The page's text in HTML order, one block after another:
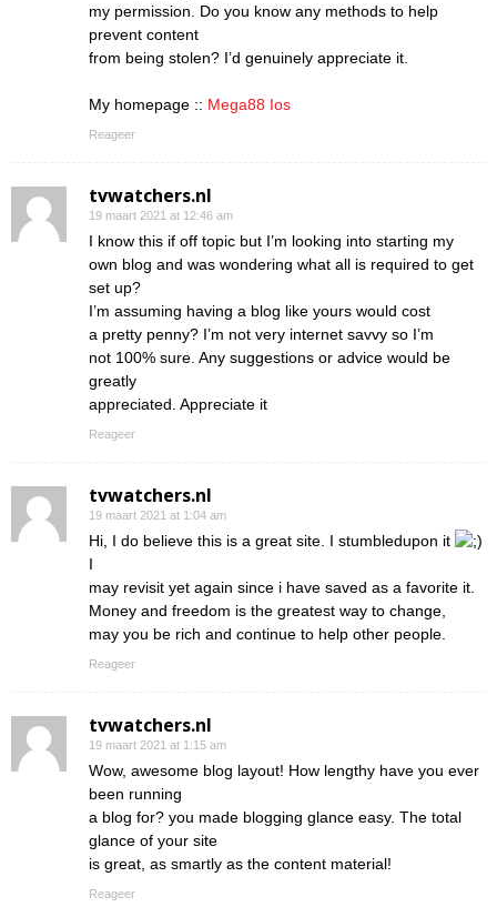
my permission. Do you know any methods to help
prevent content
from being stolen? I’d genuinely appreciate it.
My homepage :: Mega88 Ios
Reageer
tvwatchers.nl
19 maart 2021 at 12:46 am
I know this if off topic but I’m looking into starting my
own blog and was wondering what all is required to get
set up?
I’m assuming having a blog like yours would cost
a pretty penny? I’m not very internet savvy so I’m
not 100% sure. Any suggestions or advice would be
greatly
appreciated. Appreciate it
Reageer
tvwatchers.nl
19 maart 2021 at 1:04 am
Hi, I do believe this is a great site. I stumbledupon it
I
may revisit yet again since i have saved as a favorite it.
Money and freedom is the greatest way to change,
may you be rich and continue to help other people.
Reageer
tvwatchers.nl
19 maart 2021 at 1:15 am
Wow, awesome blog layout! How lengthy have you ever
been running
a blog for? you made blogging glance easy. The total
glance of your site
is great, as smartly as the content material!
Reageer